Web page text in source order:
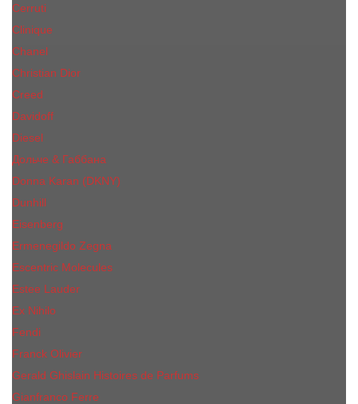
Cerruti
Сliniquе
Chanel
Christian Dior
Creed
Davidoff
Diesel
Дольче & Габбана
Donna Karan (DKNY)
Dunhill
Eisenberg
Ermenegildo Zegna
Escentric Molecules
Еsteе Lаudеr
Ex Nihilo
Fendi
Franck Olivier
Gerald Ghislain Histoires de Parfums
Gianfranco Ferre